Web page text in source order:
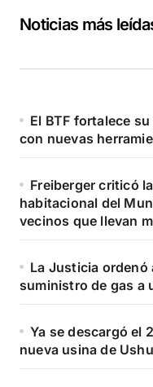
Noticias más
El BTF fortalece
con nuevas
Freiberger criticó
habitacional del
vecinos que llevan
La Justicia ordenó
suministro de gas a
Ya se descargó el
nueva usina de